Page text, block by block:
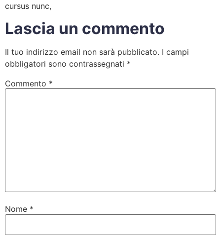
cursus nunc,
Lascia un commento
Il tuo indirizzo email non sarà pubblicato. I campi
obbligatori sono contrassegnati *
Commento *
Nome *